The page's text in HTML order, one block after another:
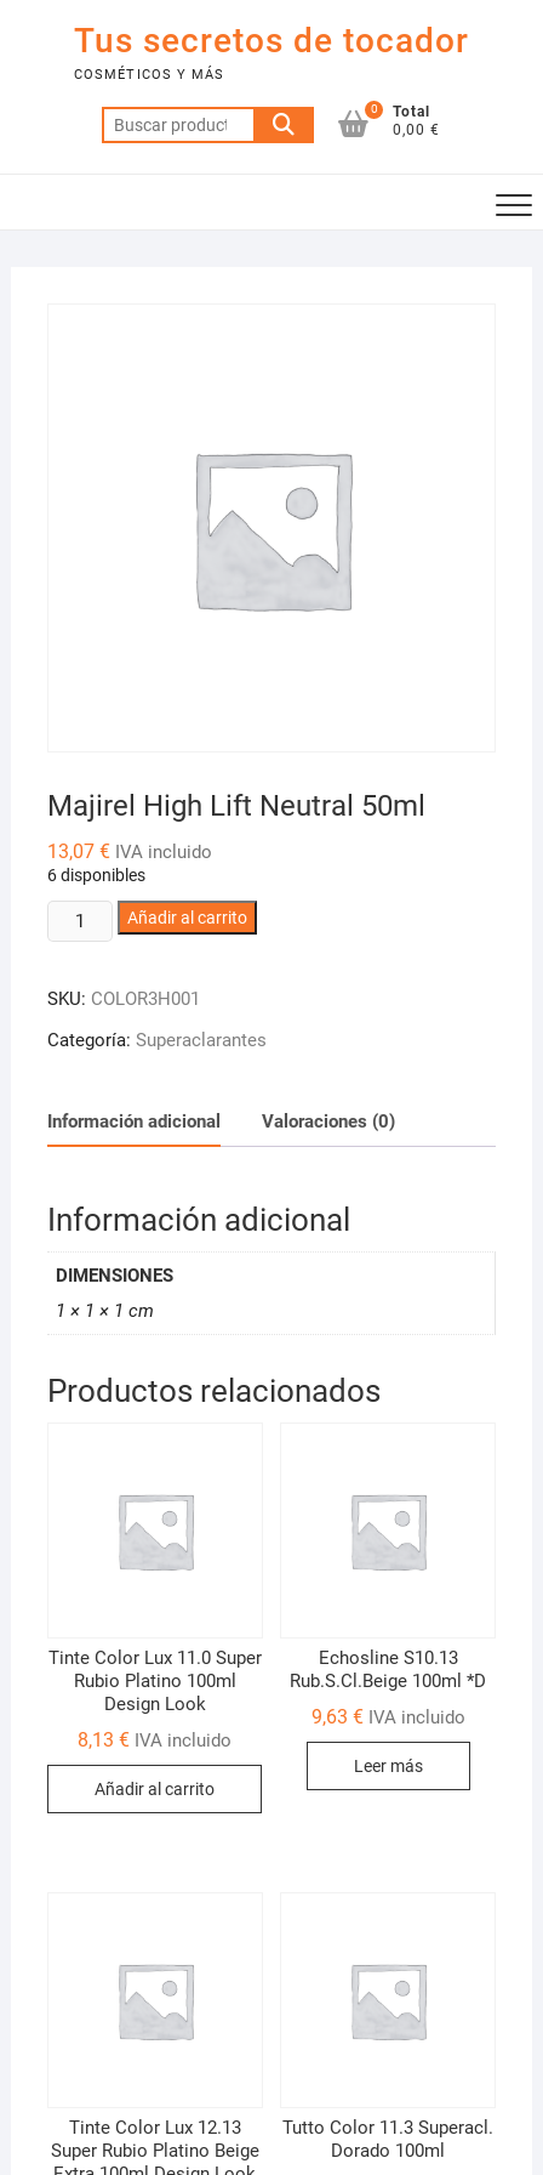
contenido
Tus secretos de tocador
COSMÉTICOS Y MÁS
Buscar
por:
0
Total
0,00 €
Majirel High Lift Neutral 50ml
13,07 € IVA incluido
6 disponibles
Majirel
High
Neutral
50ml
Añadir al carrito
SKU: COLOR3H001
Categoría: Superaclarantes
Información adicional Valoraciones (0)
Información adicional
DIMENSIONES
1 × 1 × 1 cm
Productos relacionados
Tinte Color Lux 11.0 Super
Rubio Platino 100ml
Design Look
8,13€ IVA incluido
Añadir al carrito
Echosline S10.13
Rub.S.Cl.Beige 100ml *D
9,63 € IVA incluido
Leer más
Tinte Color Lux 12.13
Super Rubio Platino Beige
Tutto Color 11.3 Superacl.
Dorado 100ml